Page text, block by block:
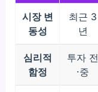
시장 변
동성
최근 3
년
심리적
함정
투자 전
·중